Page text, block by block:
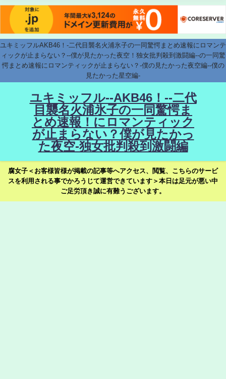
ユキミッフルAKB46！-二代目襲名火浦氷子の一同驚愕まとめ速報にロマンテ
ィックが止まらない？--僕が見たかった夜空！独女批判殺到激闘編--の一同驚
愕まとめ速報にロマンティックが止まらない？-僕の見たかった夜空編--僕の
見たかった星空編-
ユキミッフル--AKB46！--二代
目襲名火浦氷子の一同驚愕ま
とめ速報！にロマンティック
が止まらない？僕が見たかっ
た夜空-独女批判殺到激闘編
腐女子＜お客様皆様が掲載の記事等へアクセス、閲覧、こちらのサービ
スを利用される事でかろうじて運営できています＞本日は足元が悪い中
ご足労頂き誠に有難うございます。